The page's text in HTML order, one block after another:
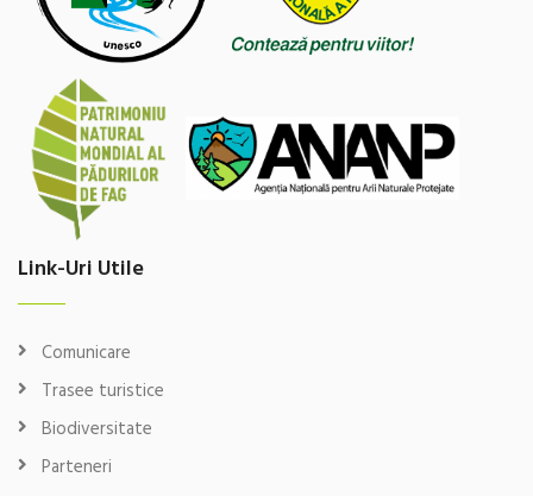
Link-Uri Utile
Comunicare
Trasee turistice
Biodiversitate
Parteneri